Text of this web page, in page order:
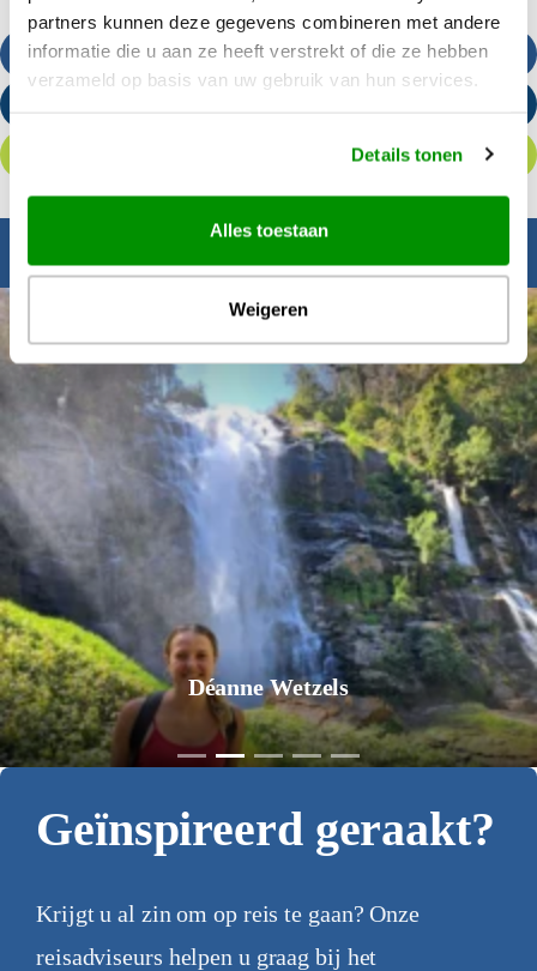
partners kunnen deze gegevens combineren met andere
informatie die u aan ze heeft verstrekt of die ze hebben
verzameld op basis van uw gebruik van hun services.
Details tonen
Alles toestaan
Weigeren
Bel ons
Déanne Wetzels
Geïnspireerd geraakt?
Krijgt u al zin om op reis te gaan? Onze
reisadviseurs helpen u graag bij het